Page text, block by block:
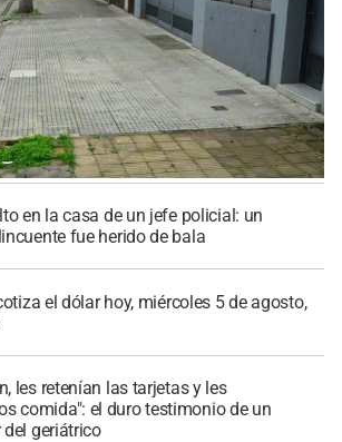
en la casa de un jefe policial: un
fue herido de bala
el dólar hoy, miércoles 5 de agosto,
les retenían las tarjetas y les
comida": el duro testimonio de un
geriátrico